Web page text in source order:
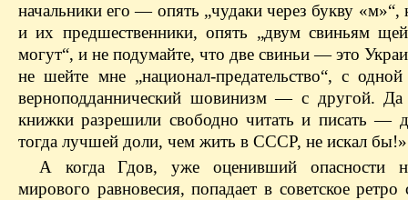
начальники его — опять „чудаки через букву «м»“,
и их предшественники, опять „двум свиньям
могут“, и не подумайте, что две свиньи — это
не шейте мне „национал-предательство“, с
верноподданнический шовинизм — с другой.
книжки разрешили свободно читать и писать —
тогда лучшей доли, чем жить в СССР, не искал бы!»
А когда Гдов, уже оценивший опасности
мирового равновесия, попадает в советское ретро